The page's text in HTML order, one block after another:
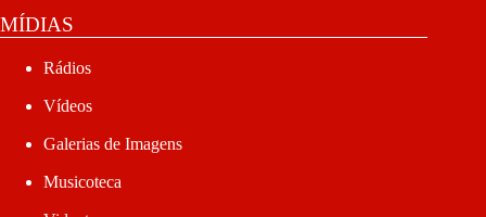
MÍDIAS
Rádios
Vídeos
Galerias de Imagens
Musicoteca